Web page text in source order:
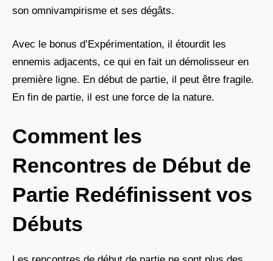
son omnivampirisme et ses dégâts.
Avec le bonus d’Expérimentation, il étourdit les
ennemis adjacents, ce qui en fait un démolisseur en
première ligne. En début de partie, il peut être fragile.
En fin de partie, il est une force de la nature.
Comment les
Rencontres de Début de
Partie Redéfinissent vos
Débuts